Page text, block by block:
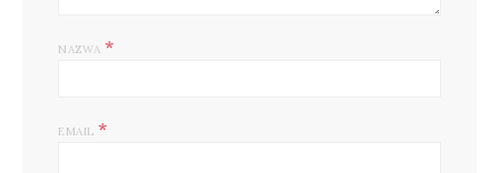
NAZWA *
EMAIL *